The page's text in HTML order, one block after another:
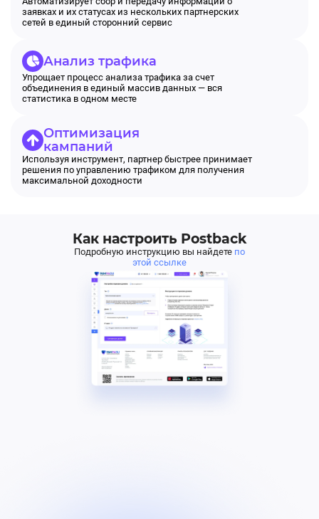
заявках и их статусах из нескольких партнерских
сетей в единый сторонний сервис
Анализ трафика
Упрощает процесс анализа трафика за счет
объединения в единый массив данных — вся
статистика в одном месте
Оптимизация
кампаний
Используя инструмент, партнер быстрее принимает
решения по управлению трафиком для получения
максимальной доходности
Как настроить Postback
Подробную инструкцию вы найдете по
этой ссылке